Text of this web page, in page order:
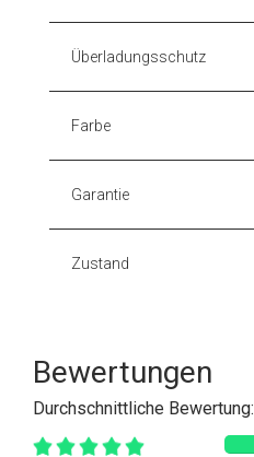
Überladungsschutz
Farbe
Garantie
Zustand
Bewertungen
Durchschnittliche Bewertung: